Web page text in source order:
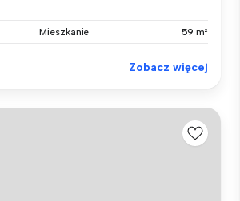
Mieszkanie 59 m²
Zobacz więcej